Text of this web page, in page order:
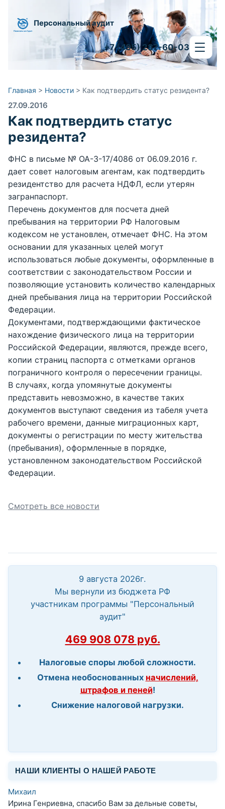
Персональный аудит
+7 (495) 287-60-03
Главная > Новости > Как подтвердить статус резидента?
27.09.2016
Как подтвердить статус
резидента?
ФНС в письме № ОА-3-17/4086 от 06.09.2016 г.
дает совет налоговым агентам, как подтвердить
резидентство для расчета НДФЛ, если утерян
загранпаспорт.
Перечень документов для посчета дней
пребывания на территории РФ Налоговым
кодексом не установлен, отмечает ФНС. На этом
основании для указанных целей могут
использоваться любые документы, оформленные в
соответствии с законодательством России и
позволяющие установить количество календарных
дней пребывания лица на территории Российской
Федерации.
Документами, подтверждающими фактическое
нахождение физического лица на территории
Российской Федерации, являются, прежде всего,
копии страниц паспорта с отметками органов
пограничного контроля о пересечении границы.
В случаях, когда упомянутые документы
представить невозможно, в качестве таких
документов выступают сведения из табеля учета
рабочего времени, данные миграционных карт,
документы о регистрации по месту жительства
(пребывания), оформленные в порядке,
установленном законодательством Российской
Федерации.
Смотреть все новости
9 августа 2026г.
Мы вернули из бюджета РФ
участникам программы "Персональный
аудит"
469 908 078 руб.
Налоговые споры любой сложности.
Отмена необоснованных начислений,
штрафов и пеней!
Снижение налоговой нагрузки.
НАШИ КЛИЕНТЫ О НАШЕЙ РАБОТЕ
Михаил
Ирина Генриевна, спасибо Вам за дельные советы,